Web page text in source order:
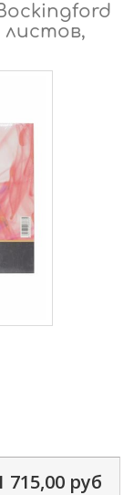
листов,
715,00 руб